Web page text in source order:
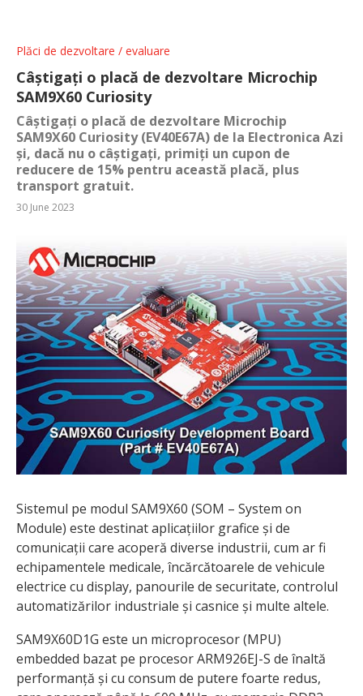
Plăci de dezvoltare / evaluare
Câștigați o placă de dezvoltare Microchip
SAM9X60 Curiosity
Câștigați o placă de dezvoltare Microchip
SAM9X60 Curiosity (EV40E67A) de la Electronica Azi
și, dacă nu o câștigați, primiți un cupon de
reducere de 15% pentru această placă, plus
transport gratuit.
30 June 2023
Sistemul pe modul SAM9X60 (SOM – System on
Module) este destinat aplicațiilor grafice și de
comunicații care acoperă diverse industrii, cum ar fi
echipamentele medicale, încărcătoarele de vehicule
electrice cu display, panourile de securitate, controlul
automatizărilor industriale și casnice și multe altele.
SAM9X60D1G este un microprocesor (MPU)
embedded bazat pe procesor ARM926EJ-S de înaltă
performanță și cu consum de putere foarte redus,